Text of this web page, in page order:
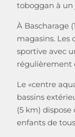
toboggan à un
À Bascharage
magasins. Les
sportive avec
régulièrement
Le «centre
bassins
(5 km)
enfants de